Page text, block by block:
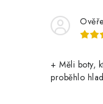
+ Měli boty,
proběhlo